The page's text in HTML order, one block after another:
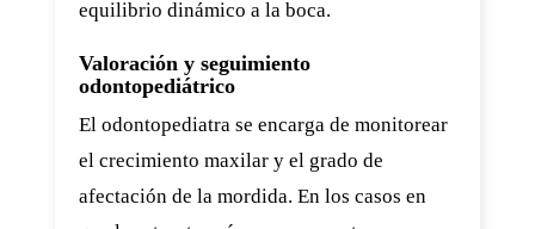
equilibrio dinámico a la boca.
Valoración y seguimiento
odontopediátrico
El odontopediatra se encarga de monitorear
el crecimiento maxilar y el grado de
afectación de la mordida. En los casos en